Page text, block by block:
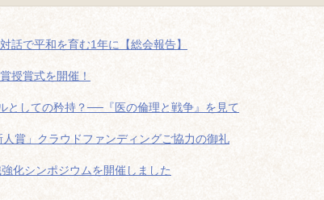
話で平和を育む1年に【総会報告】
授賞式を開催！
としての矜持？──『医の倫理と戦争』を見て
賞」クラウドファンディングご協力の御礼
化シンポジウムを開催しました